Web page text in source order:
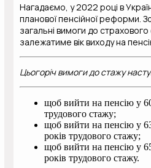
Нагадаємо, у 2022 році в
планової пенсійної реформи.
загальні вимоги до страхового
залежатиме вік виходу на
Цьогоріч вимоги до стажу
щоб вийти на пенсію у
трудового стажу;
щоб вийти на пенсію у
років трудового стажу;
щоб вийти на пенсію у
років трудового стажу.